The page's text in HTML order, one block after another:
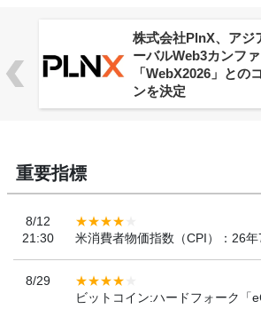
株式会社PlnX、アジ
ーバルWeb3カンフ
「WebX2026」との
ンを決定
重要指標
8/12
21:30
米消費者物価指数（CPI）：26
8/29
ビットコイン:ハードフォーク「